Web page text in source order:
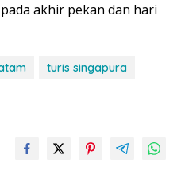
akhir pekan dan hari
turis singapura